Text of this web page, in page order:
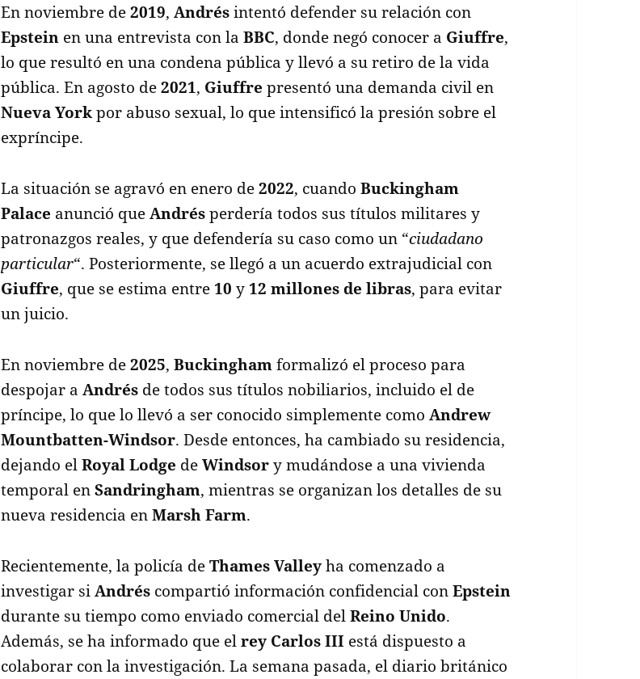
En noviembre de2019,Andrésintentó defender su relación con
Epstein en una entrevista con laBBC, donde negó conocer a Giuffre,
lo que resultó en una condena pública y llevó a su retiro de la vida
pública. En agosto de2021, Giuffre presentó una demanda civil en
Nueva Yorkpor abuso sexual, lo que intensificó la presión sobre el
expríncipe.
La situación se agravó en enero de2022, cuandoBuckingham
Palace anunció queAndrésperdería todos sus títulos militares y
patronazgos reales, y que defendería su caso como un “ciudadano
particular“. Posteriormente, se llegó a un acuerdo extrajudicial con
Giuffre, que se estima entre 10 y 12 millones de libras, para evitar
un juicio.
En noviembre de2025,Buckinghamformalizó el proceso para
despojar aAndrés de todos sus títulos nobiliarios, incluido el de
príncipe, lo que lo llevó a ser conocido simplemente comoAndrew
Mountbatten-Windsor. Desde entonces, ha cambiado su residencia,
dejando elRoyal Lodge deWindsory mudándose a una vivienda
temporal enSandringham, mientras se organizan los detalles de su
nueva residencia enMarsh Farm.
Recientemente, la policía deThames Valleyha comenzado a
investigar siAndrés compartió información confidencial conEpstein
durante su tiempo como enviado comercial delReino Unido.
Además, se ha informado que elrey Carlos III está dispuesto a
colaborar con la investigación. La semana pasada, el diario británico